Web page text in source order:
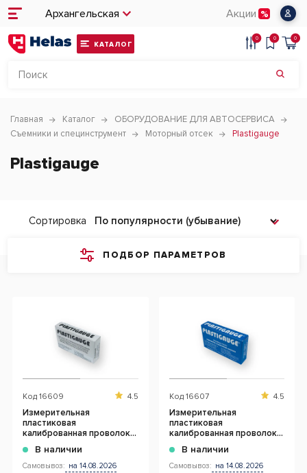
Архангельская Акции
КАТАЛОГ
0 0 0
Главная Каталог
ОБОРУДОВАНИЕ ДЛЯ АВТОСЕРВИСА
Съемники и специнструмент
Моторный отсек Plastigauge
Plastigauge
ПОДБОР ПАРАМЕТРОВ
Сортировка
Код 16609 4.5
Измерительная
пластиковая
калиброванная проволока
шт)В наличии
Самовывоз: на 14.08.2026
Код 16607 4.5
Измерительная
пластиковая
калиброванная проволока
)
В наличии
Самовывоз: на 14.08.2026